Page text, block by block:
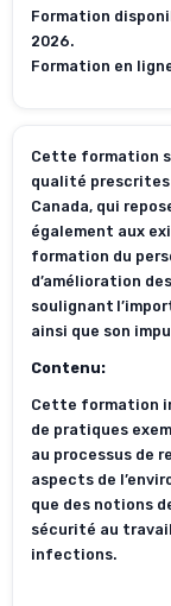
Formation
2026.
Formation en
Cette formation
qualité prescrites
Canada, qui
également aux
formation du
d’amélioration
soulignant
ainsi que son
Contenu:
Cette formation
de pratiques
au processus de
aspects de
que des notions
sécurité au
infections.